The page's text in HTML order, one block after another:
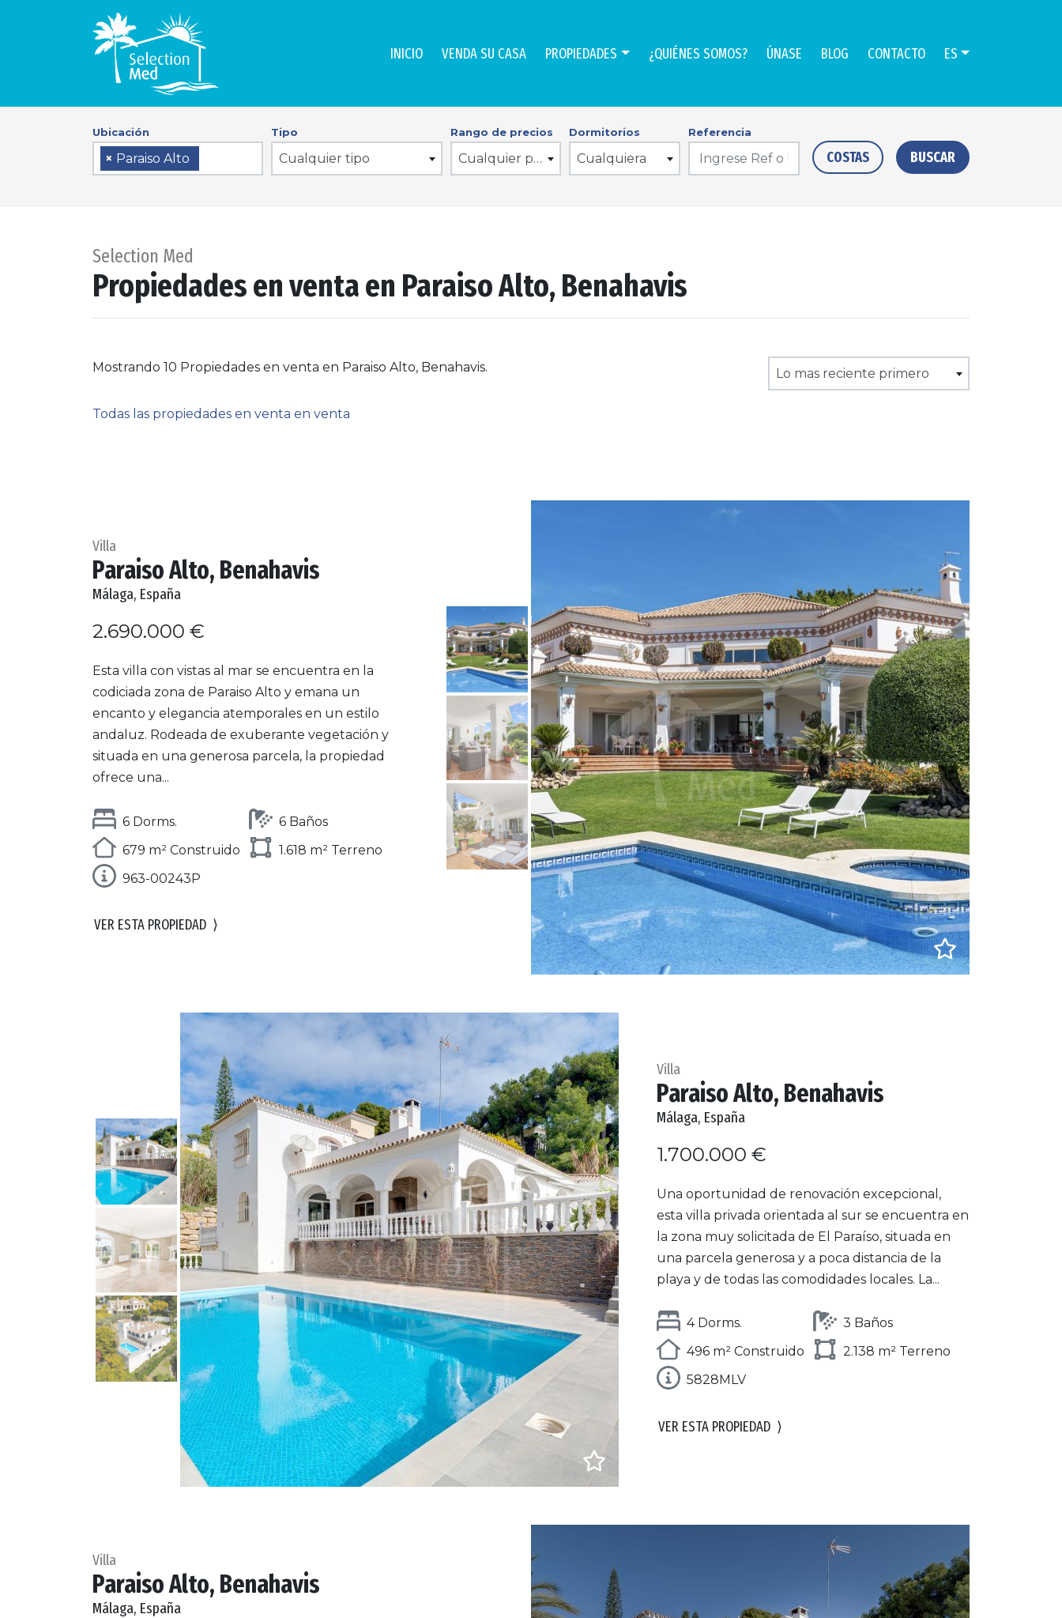
INICIO VENDA SU CASA PROPIEDADES ¿QUIÉNES SOMOS? ÚNASE BLOG CONTACTO ES
Ubicación
× Paraiso Alto
Tipo
Cualquier tipo
Rango de precios
Cualquier precio
Dormitorios
Cualquiera
Referencia
COSTAS BUSCAR
Selection Med
Propiedades en venta en Paraiso Alto, Benahavis
Mostrando 10 Propiedades en venta en Paraiso Alto, Benahavis. Lo mas reciente primero
Todas las propiedades en venta en venta
Villa
Paraiso Alto, Benahavis
Málaga, España
2.690.000 €
Esta villa con vistas al mar se encuentra en la
codiciada zona de Paraiso Alto y emana un
encanto y elegancia atemporales en un estilo
andaluz. Rodeada de exuberante vegetación y
situada en una generosa parcela, la propiedad
ofrece una...
6 Dorms.
6 Baños
679 m² Construido
1.618 m² Terreno
963-00243P
VER ESTA PROPIEDAD ⟩
Villa
Paraiso Alto, Benahavis
Málaga, España
1.700.000 €
Una oportunidad de renovación excepcional,
esta villa privada orientada al sur se encuentra en
la zona muy solicitada de El Paraíso, situada en
una parcela generosa y a poca distancia de la
playa y de todas las comodidades locales. La...
4 Dorms.
3 Baños
496 m² Construido
2.138 m² Terreno
5828MLV
VER ESTA PROPIEDAD ⟩
Villa
Paraiso Alto, Benahavis
Málaga, España